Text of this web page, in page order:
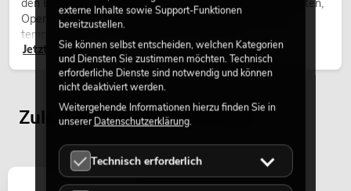
RGB+UV Trusslight + Case
No. 20000853Artikel nicht mehr verfügbar
Open-Air-Konzerten, Architekturinszenierungen und
temporären Außeninstallationen eingesetzt.
Jetzt lesen
Zuletzt angesehene Artikel
externe Inhalte sowie Support-Funktionen
bereitzustellen.
Sie können selbst entscheiden, welchen Kategorien
und Diensten Sie zustimmen möchten. Technisch
erforderliche Dienste sind notwendig und können
nicht deaktiviert werden.
Weitergehende Informationen hierzu finden Sie in
unsererDatenschutzerklärung.
Technisch erforderlich